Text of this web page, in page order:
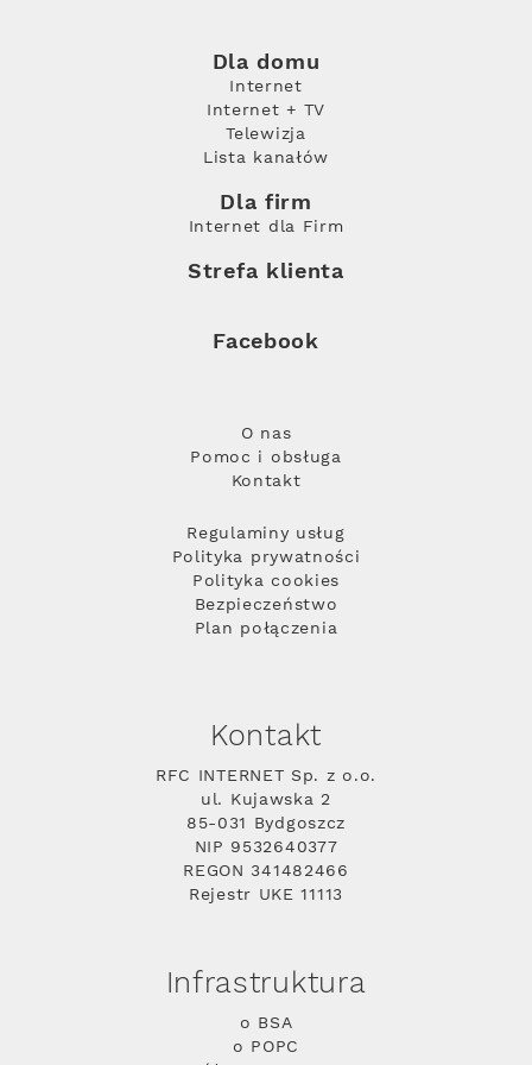
Dla domu
Internet
Internet + TV
Telewizja
Lista kanałów
Dla firm
Internet dla Firm
Strefa klienta
Facebook
O nas
Pomoc i obsługa
Kontakt
Regulaminy usług
Polityka prywatności
Polityka cookies
Bezpieczeństwo
Plan połączenia
Kontakt
RFC INTERNET Sp. z o.o.
ul. Kujawska 2
85-031 Bydgoszcz
NIP 9532640377
REGON 341482466
Rejestr UKE 11113
Infrastruktura
o BSA
o POPC